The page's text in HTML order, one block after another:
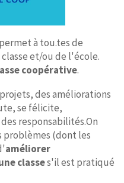
à tou.tes de
et/ou de l'école.
coopérative.
des améliorations
se félicite,
responsabilités.On
problèmes (dont les
améliorer
classes'il est pratiqué